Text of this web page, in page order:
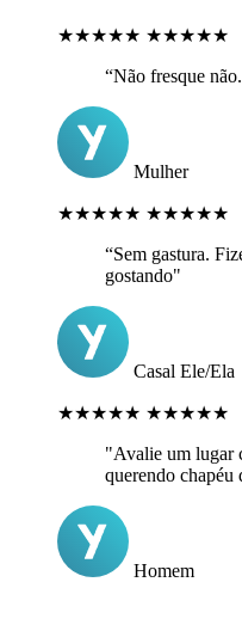
★★★★★ ★★★★★
“Não fresque
Mulher
★★★★★ ★★★★★
“Sem gastura.
gostando"
Casal Ele/Ela
★★★★★ ★★★★★
"Avalie um lugar
querendo chapéu
Homem